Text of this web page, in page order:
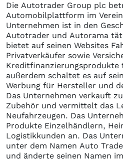
Die Autotrader Group plc
Automobilplattform im
Unternehmen ist in den
Autotrader und Autorama
bietet auf seinen Websites
Privatverkäufer sowie
Kreditfinanzierungsprodukte
außerdem schaltet es auf
Werbung für Hersteller und
Das Unternehmen verkauft
Zubehör und vermittelt das
Neufahrzeugen. Das
Produkte Einzelhändlern,
Logistikkunden an. Das
unter dem Namen Auto
und änderte seinen Namen